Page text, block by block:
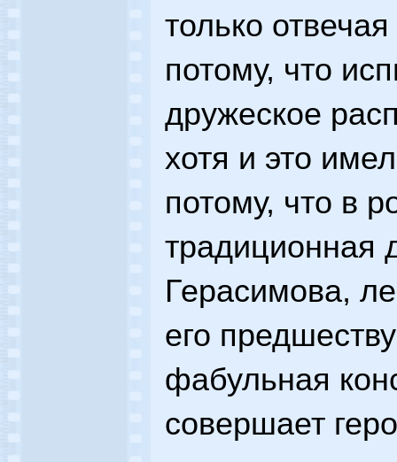
только
потому, что
дружеское
хотя и это
потому, что в
традиционная
Герасимова,
его
фабульная
совершает